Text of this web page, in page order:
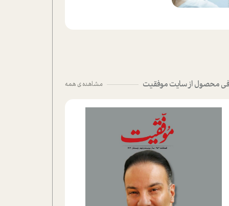
محصول از سایت موفقیت مشاهده ی همه